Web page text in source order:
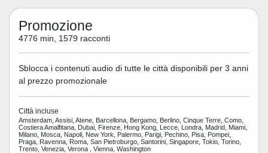
Promozione
4776 min, 1579 racconti
Sblocca i contenuti audio di tutte le città disponibili per 3 anni
al prezzo promozionale
Città incluse
Amsterdam, Assisi, Atene, Barcellona, Bergamo, Berlino, Cinque Terre, Como,
Costiera Amalfitana, Dubai, Firenze, Hong Kong, Lecce, Londra, Madrid, Miami,
Milano, Mosca, Napoli, New York, Palermo, Parigi, Pechino, Pisa, Pompei,
Praga, Ravenna, Roma, San Pietroburgo, Santorini, Singapore, Tokio, Torino,
Trento, Venezia, Verona , Vienna, Washington